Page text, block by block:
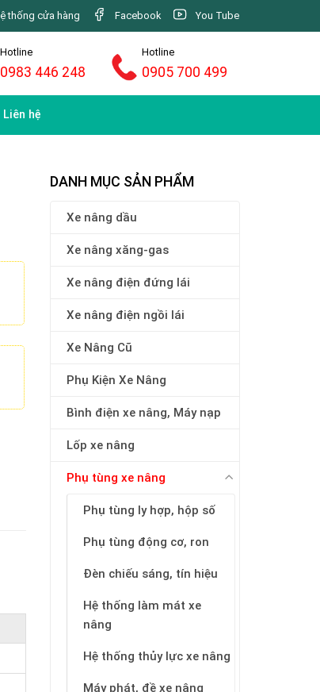
thống cửa hàng Facebook You Tube
Hotline
0983 446 248
Hotline
0905 700 499
Liên hệ
DANH MỤC SẢN PHẨM
Xe nâng dầu
Xe nâng xăng-gas
Xe nâng điện đứng lái
Xe nâng điện ngồi lái
Xe Nâng Cũ
Phụ Kiện Xe Nâng
Bình điện xe nâng, Máy nạp
Lốp xe nâng
Phụ tùng xe nâng
Phụ tùng ly hợp, hộp số
Phụ tùng động cơ, ron
Đèn chiếu sáng, tín hiệu
Hệ thống làm mát xe
nâng
Hệ thống thủy lực xe nâng
Máy phát, đề xe nâng